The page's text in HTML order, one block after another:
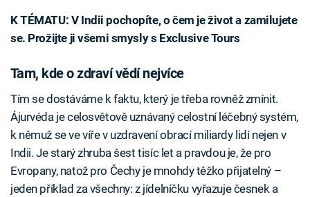
K TÉMATU: V Indii pochopíte, o čem je život a zamilujete
se. Prožijte ji všemi smysly s Exclusive Tours
Tam, kde o zdraví vědí nejvíce
Tím se dostáváme k faktu, který je třeba rovněž zmínit.
Ájurvéda je celosvětově uznávaný celostní léčebný systém,
k němuž se ve víře v uzdravení obrací miliardy lidí nejen v
Indii. Je starý zhruba šest tisíc let a pravdou je, že pro
Evropany, natož pro Čechy je mnohdy těžko přijatelný –
jeden příklad za všechny: z jídelníčku vyřazuje česnek a